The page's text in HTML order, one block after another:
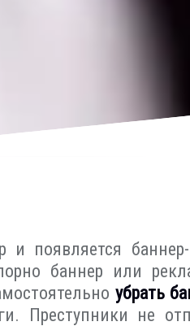
и появляется
баннер или
убрать
Преступники не